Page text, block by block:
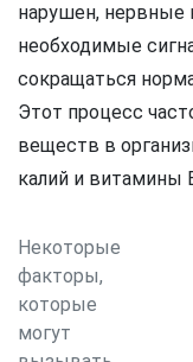
нарушен, нервные
необходимые
сокращаться
Этот процесс
веществ в
калий и витамины
Некоторые
факторы,
которые
могут